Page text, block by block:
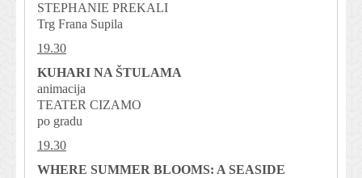
STEPHANIE PREKALI
Trg Frana Supila
19.30
KUHARI NA ŠTULAMA
animacija
TEATER CIZAMO
po gradu
19.30
WHERE SUMMER BLOOMS: A SEASIDE